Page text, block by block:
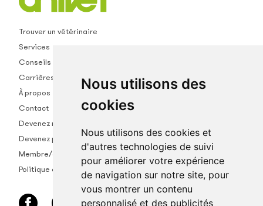
Nous utilisons des
cookies
Nous utilisons des cookies et
d'autres technologies de suivi
pour améliorer votre expérience
de navigation sur notre site, pour
vous montrer un contenu
personnalisé et des publicités
Trouver un vétérinaire
Services
Conseils
Carrières
À propos
Contact
Devenez membre
Devenez partenaire
Membre/empl.
Politique de confidentialité